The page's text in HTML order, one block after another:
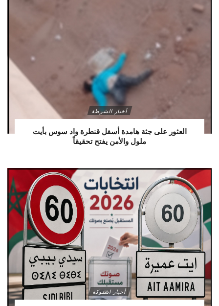
أخبار الشرطة
العثور على جثة هامدة أسفل قنطرة واد سوس بأيت
ملول والأمن يفتح تحقيقاً
أخبار اشتوكة